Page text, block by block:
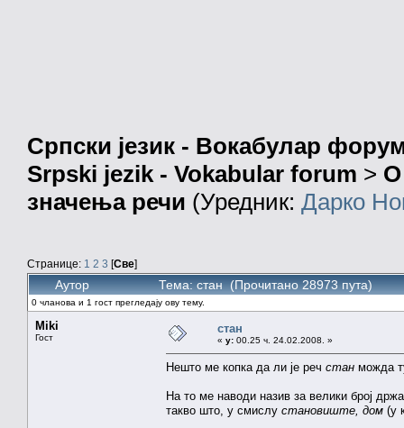
Српски језик - Вокабулар
Srpski jezik - Vokabular forum > О
значења речи (Уредник: Дарко
Странице: 1 2 3 [Све]
Аутор Тема: стан (Прочитано 28973 пута)
0 чланова и 1 гост прегледају ову тему.
Miki
Гост
стан
« у: 00.25 ч. 24.02.2008. »
Нешто ме копка да ли је реч стан можда
На то ме наводи назив за велики број
такво што, у смислу становиште, дом (у